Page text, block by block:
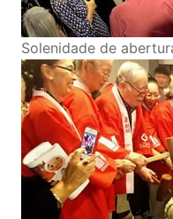
Solenidade de